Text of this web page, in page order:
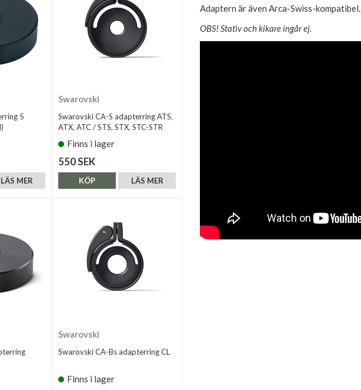
Adaptern är även Arca-Swiss-kompatibel.
OBS! Stativ och kikare ingår ej.
5
LÄS MER
Swarovski
Swarovski CA-S adapterring ATS,
ATX, ATC / STS, STX, STC-STR
Finns i lager
550 SEK
LÄS MER
KÖP
Swarovski
Swarovski CA-Bs adapterring CL
Finns i lager